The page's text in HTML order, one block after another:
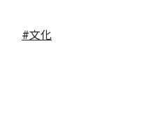
#文化